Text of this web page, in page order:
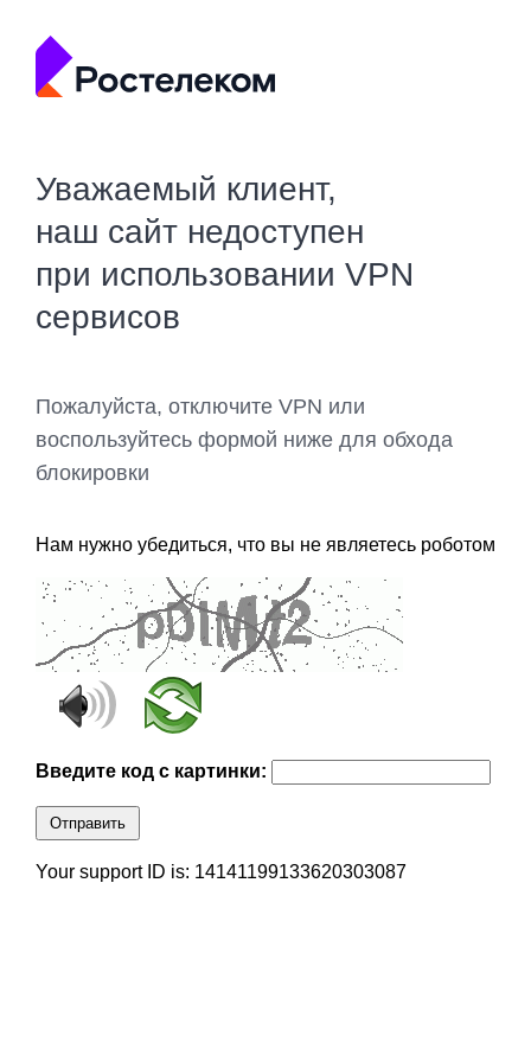
Уважаемый клиент,
наш сайт недоступен
при использовании VPN
сервисов
Пожалуйста, отключите VPN или
воспользуйтесь формой ниже для обхода
блокировки
Нам нужно убедиться, что вы не являетесь роботом
Введите код с картинки:
Отправить
Your support ID is: 14141199133620303087